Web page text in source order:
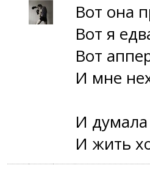
Вот она
Вот я
Вот
И мне
И
И жить